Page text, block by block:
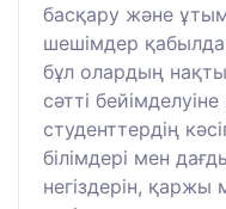
басқару және
шешімдер
бұл олардың
сәтті
студенттердің
білімдері мен
негіздерін,